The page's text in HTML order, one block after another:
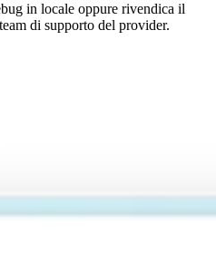
in locale oppure rivendica il
di supporto del provider.